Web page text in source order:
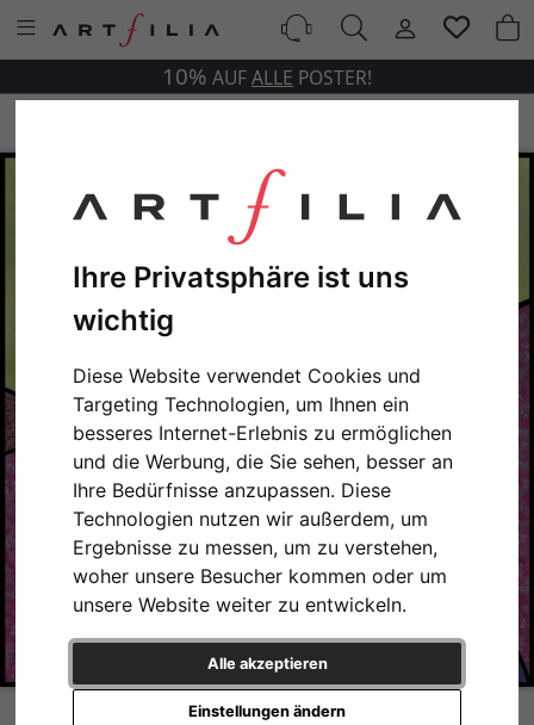
Ihre Privatsphäre ist uns
wichtig
Diese Website verwendet Cookies und
Targeting Technologien, um Ihnen ein
besseres Internet-Erlebnis zu ermöglichen
und die Werbung, die Sie sehen, besser an
Ihre Bedürfnisse anzupassen. Diese
Technologien nutzen wir außerdem, um
Ergebnisse zu messen, um zu verstehen,
woher unsere Besucher kommen oder um
unsere Website weiter zu entwickeln.
Alle akzeptieren
Einstellungen ändern
10% AUFALLE POSTER!